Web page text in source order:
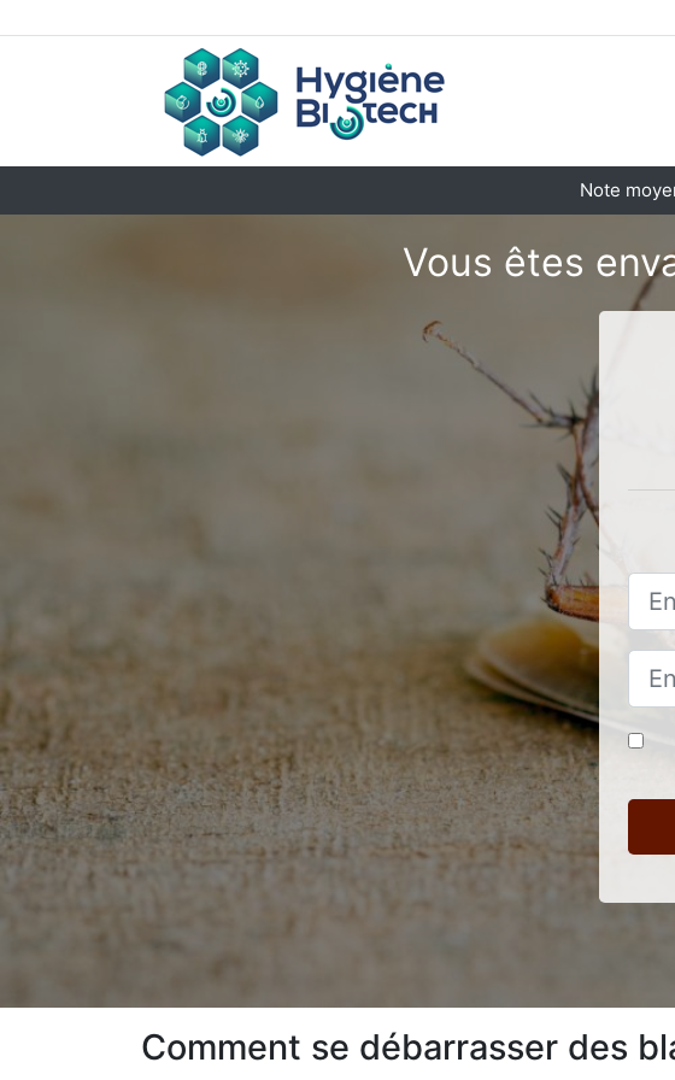
Note
Vous êtes
Comment se débarrasser des